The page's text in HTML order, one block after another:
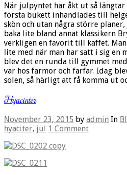
När julpyntet har åkt ut så
första bukett inhandlades till
skön och utan några större
baka lite bland annat klassikern
verkligen en favorit till kaffet.
lite med när man har satt i sig en
blev det en runda till gymmet
var hos farmor och farfar. Idag
solen, så härligt att få komma ut
Hyacinter
November 23, 2015 by admin In
hyaciter, jul 1 Comment